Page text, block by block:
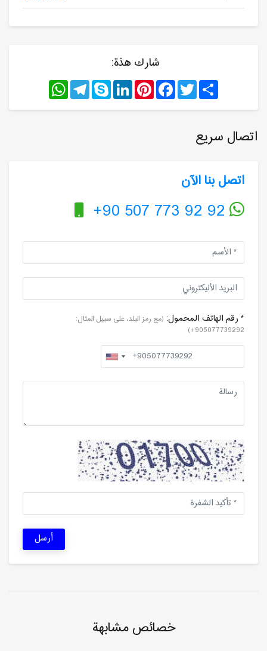
شارك هذة:
Share
Twitter
Facebook
Pinterest
LinkedIn
Skype
Telegram
WhatsApp
اتصال سريع
اتصل بنا الآن
+90 507 773 92 92
* رقم الهاتف المحمول: (مع رمز البلد، على سبيل المثال:
905077739292+)
أرسل
خصائص مشابهة